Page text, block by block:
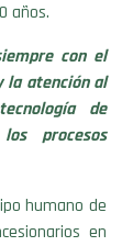
años.
con el
la atención al
de
procesos
humano de
en